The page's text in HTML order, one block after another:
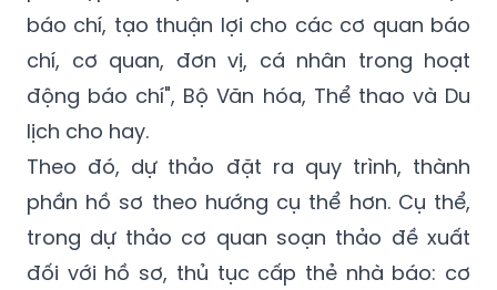
báo chí, tạo thuận lợi cho các cơ quan báo
chí, cơ quan, đơn vị, cá nhân trong hoạt
động báo chí", Bộ Văn hóa, Thể thao và Du
lịch cho hay.
Theo đó, dự thảo đặt ra quy trình, thành
phần hồ sơ theo hướng cụ thể hơn. Cụ thể,
trong dự thảo cơ quan soạn thảo đề xuất
đối với hồ sơ, thủ tục cấp thẻ nhà báo: cơ